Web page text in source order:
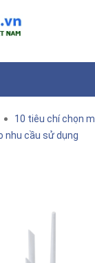
10 tiêu chí chọn
nhu cầu sử dụng